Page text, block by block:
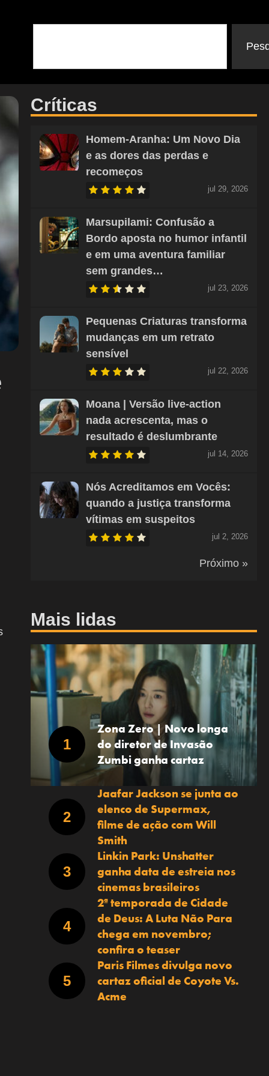
Críticas
Homem-Aranha: Um Novo Dia
e as dores das perdas e
recomeços
jul 29, 2026
Marsupilami: Confusão a
Bordo aposta no humor infantil
e em uma aventura familiar
sem grandes…
jul 23, 2026
Pequenas Criaturas transforma
mudanças em um retrato
sensível
jul 22, 2026
Moana | Versão live-action
nada acrescenta, mas o
resultado é deslumbrante
jul 14, 2026
Nós Acreditamos em Vocês:
quando a justiça transforma
vítimas em suspeitos
jul 2, 2026
Próximo »
Mais lidas
Zona Zero | Novo longa
do diretor de Invasão
Zumbi ganha cartaz
Jaafar Jackson se junta ao
elenco de Supermax,
filme de ação com Will
Smith
Linkin Park: Unshatter
ganha data de estreia nos
cinemas brasileiros
2ª temporada de Cidade
de Deus: A Luta Não Para
chega em novembro;
confira o teaser
Paris Filmes divulga novo
cartaz oficial de Coyote Vs.
Acme